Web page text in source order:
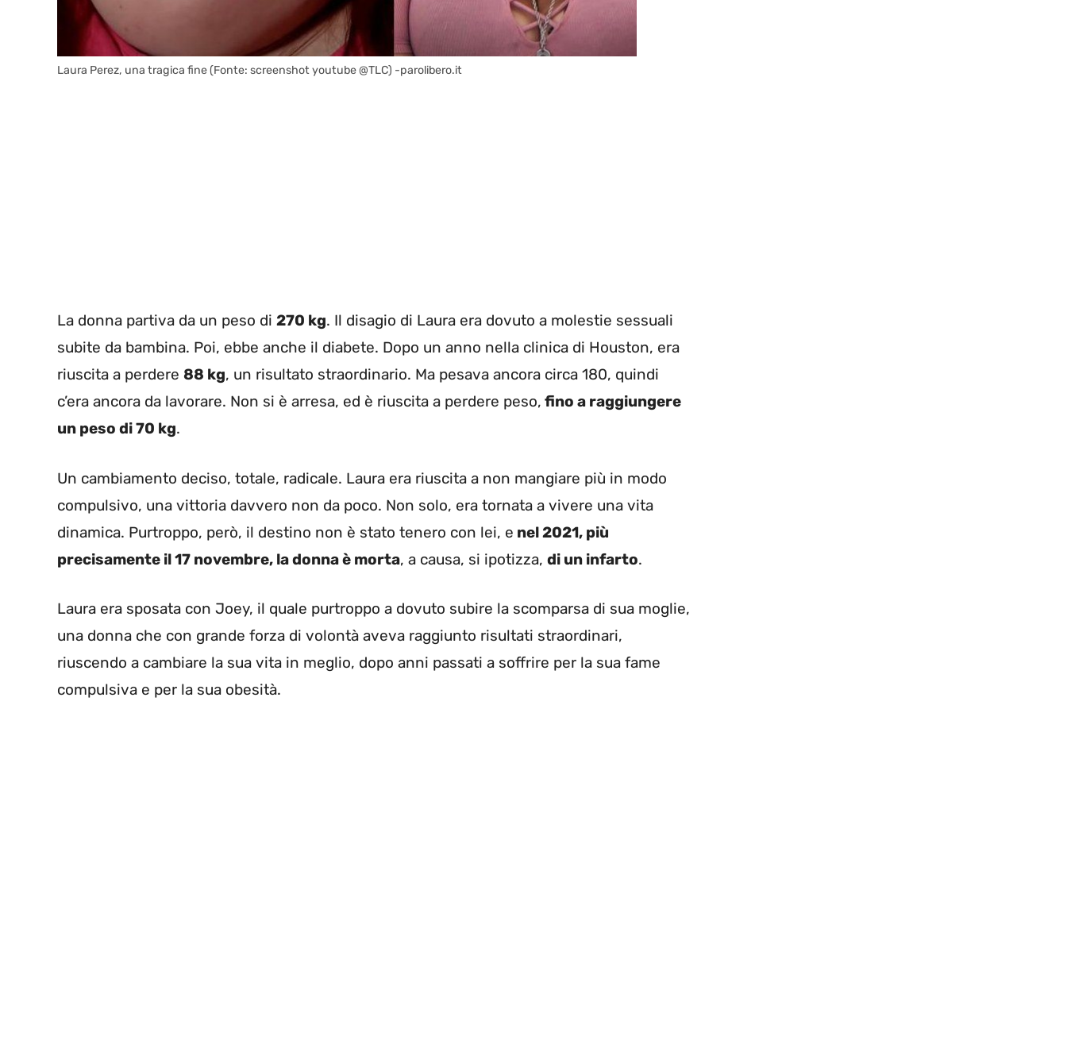
Laura Perez, una tragica fine (Fonte: screenshot youtube @TLC) -parolibero.it
La donna partiva da un peso di 270 kg. Il disagio di Laura era dovuto a molestie sessuali
subite da bambina. Poi, ebbe anche il diabete. Dopo un anno nella clinica di Houston, era
riuscita a perdere 88 kg, un risultato straordinario. Ma pesava ancora circa 180, quindi
c’era ancora da lavorare. Non si è arresa, ed è riuscita a perdere peso, fino a raggiungere
un peso di 70 kg.
Un cambiamento deciso, totale, radicale. Laura era riuscita a non mangiare più in modo
compulsivo, una vittoria davvero non da poco. Non solo, era tornata a vivere una vita
dinamica. Purtroppo, però, il destino non è stato tenero con lei, e nel 2021, più
precisamente il 17 novembre, la donna è morta, a causa, si ipotizza, di un infarto.
Laura era sposata con Joey, il quale purtroppo a dovuto subire la scomparsa di sua moglie,
una donna che con grande forza di volontà aveva raggiunto risultati straordinari,
riuscendo a cambiare la sua vita in meglio, dopo anni passati a soffrire per la sua fame
compulsiva e per la sua obesità.